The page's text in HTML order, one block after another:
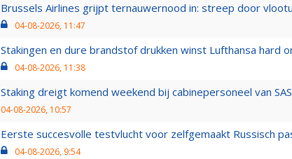
Brussels Airlines grijpt ternauwernood in: streep door
04-08-2026, 11:47
Stakingen en dure brandstof drukken winst Lufthansa hard
04-08-2026, 11:38
Staking dreigt komend weekend bij cabinepersoneel van
04-08-2026, 10:57
Eerste succesvolle testvlucht voor zelfgemaakt Russisch
04-08-2026, 9:54